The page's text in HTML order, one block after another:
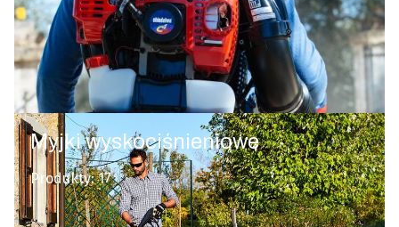
Myjki wyskociśnieniowe
Produkty: 17